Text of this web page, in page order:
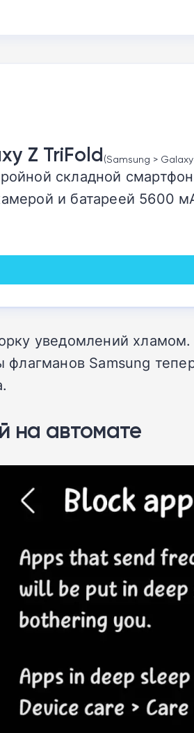
Z TriFold(Samsung > Galaxy
складной
и батареей 5600
уведомлений
Samsung
на автомате